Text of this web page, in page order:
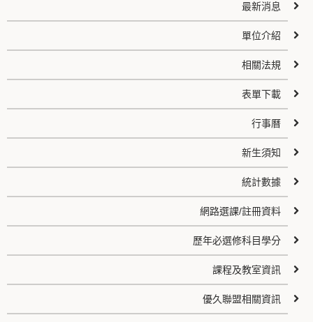
最新消息
單位介紹
相關法規
表單下載
行事曆
新生須知
統計數據
網路選課/註冊資料
歷年必選修科目學分
課程及教室資訊
優久聯盟相關資訊